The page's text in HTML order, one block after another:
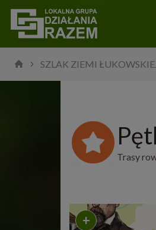
SZLAK ZIEMI
Trasy
+